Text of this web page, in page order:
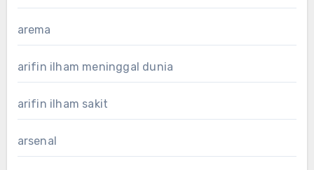
arema
arifin ilham meninggal dunia
arifin ilham sakit
arsenal